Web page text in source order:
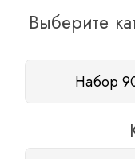
Выберите
Набор